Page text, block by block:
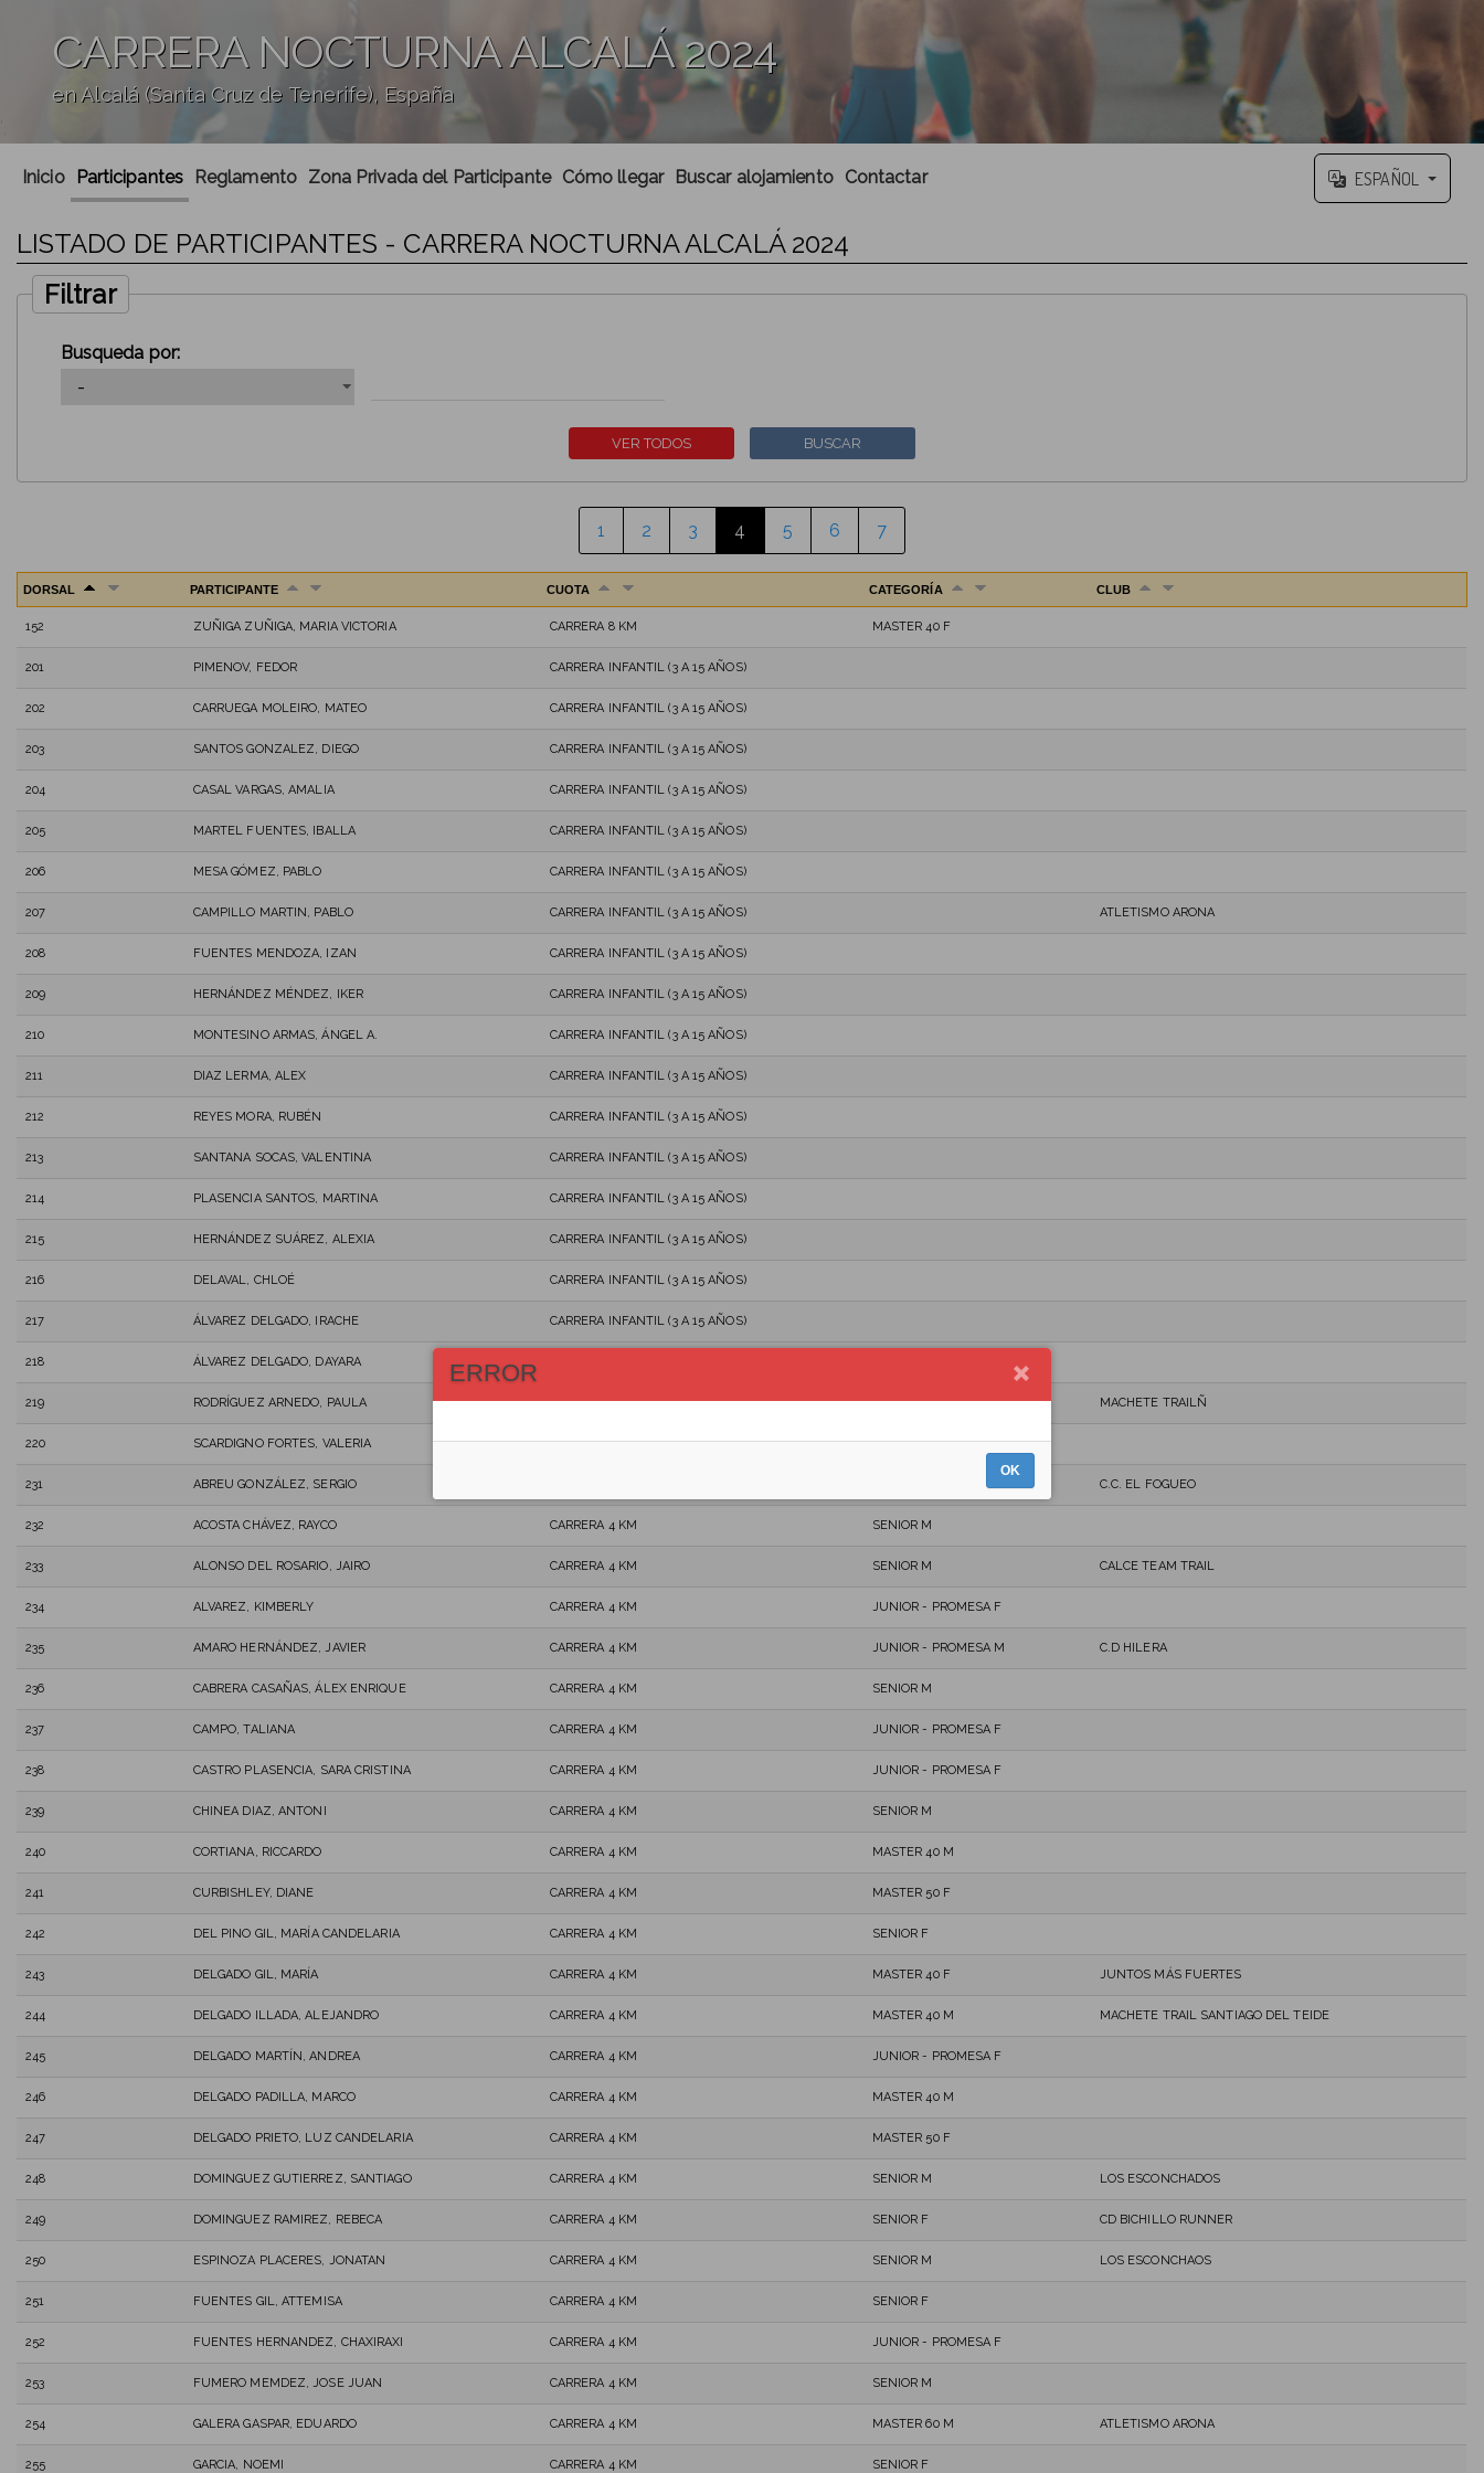
CARRERA NOCTURNA ALCALÁ 2024
en Alcalá (Santa Cruz de Tenerife), España
Inicio Participantes Reglamento Zona Privada del Participante Cómo llegar Buscar alojamiento Contactar ESPAÑOL
LISTADO DE PARTICIPANTES - CARRERA NOCTURNA ALCALÁ 2024
Filtrar
Busqueda por:
1 2 3 4 5 6 7
DORSAL PARTICIPANTE CUOTA CATEGORÍA CLUB
152 ZUÑIGA ZUÑIGA, MARIA VICTORIA CARRERA 8 KM MASTER 40 F
201 PIMENOV, FEDOR CARRERA INFANTIL (3 A 15 AÑOS)
202 CARRUEGA MOLEIRO, MATEO CARRERA INFANTIL (3 A 15 AÑOS)
203 SANTOS GONZALEZ, DIEGO CARRERA INFANTIL (3 A 15 AÑOS)
204 CASAL VARGAS, AMALIA CARRERA INFANTIL (3 A 15 AÑOS)
205 MARTEL FUENTES, IBALLA CARRERA INFANTIL (3 A 15 AÑOS)
206 MESA GÓMEZ, PABLO CARRERA INFANTIL (3 A 15 AÑOS)
207 CAMPILLO MARTIN, PABLO CARRERA INFANTIL (3 A 15 AÑOS) ATLETISMO ARONA
208 FUENTES MENDOZA, IZAN CARRERA INFANTIL (3 A 15 AÑOS)
209 HERNÁNDEZ MÉNDEZ, IKER CARRERA INFANTIL (3 A 15 AÑOS)
210 MONTESINO ARMAS, ÁNGEL A. CARRERA INFANTIL (3 A 15 AÑOS)
211 DIAZ LERMA, ALEX CARRERA INFANTIL (3 A 15 AÑOS)
212 REYES MORA, RUBÉN CARRERA INFANTIL (3 A 15 AÑOS)
213 SANTANA SOCAS, VALENTINA CARRERA INFANTIL (3 A 15 AÑOS)
214 PLASENCIA SANTOS, MARTINA CARRERA INFANTIL (3 A 15 AÑOS)
215 HERNÁNDEZ SUÁREZ, ALEXIA CARRERA INFANTIL (3 A 15 AÑOS)
216 DELAVAL, CHLOÉ CARRERA INFANTIL (3 A 15 AÑOS)
217 ÁLVAREZ DELGADO, IRACHE CARRERA INFANTIL (3 A 15 AÑOS)
218 ÁLVAREZ DELGADO, DAYARA
219 RODRÍGUEZ ARNEDO, PAULA CARRERA INFANTIL (3 A 15 AÑOS) MACHETE TRAILÑ
220 SCARDIGNO FORTES, VALERIA CARRERA INFANTIL (3 A 15 AÑOS)
231 ABREU GONZÁLEZ, SERGIO C.C. EL FOGUEO
232 ACOSTA CHÁVEZ, RAYCO CARRERA 4 KM SENIOR M
233 ALONSO DEL ROSARIO, JAIRO CARRERA 4 KM SENIOR M CALCE TEAM TRAIL
234 ALVAREZ, KIMBERLY CARRERA 4 KM JUNIOR - PROMESA F
235 AMARO HERNÁNDEZ, JAVIER CARRERA 4 KM JUNIOR - PROMESA M C.D HILERA
236 CABRERA CASAÑAS, ÁLEX ENRIQUE CARRERA 4 KM SENIOR M
237 CAMPO, TALIANA CARRERA 4 KM JUNIOR - PROMESA F
238 CASTRO PLASENCIA, SARA CRISTINA CARRERA 4 KM JUNIOR - PROMESA F
239 CHINEA DIAZ, ANTONI CARRERA 4 KM SENIOR M
240 CORTIANA, RICCARDO CARRERA 4 KM MASTER 40 M
241 CURBISHLEY, DIANE CARRERA 4 KM MASTER 50 F
242 DEL PINO GIL, MARÍA CANDELARIA CARRERA 4 KM SENIOR F
243 DELGADO GIL, MARÍA CARRERA 4 KM MASTER 40 F JUNTOS MÁS FUERTES
244 DELGADO ILLADA, ALEJANDRO CARRERA 4 KM MASTER 40 M MACHETE TRAIL SANTIAGO DEL TEIDE
245 DELGADO MARTÍN, ANDREA CARRERA 4 KM JUNIOR - PROMESA F
246 DELGADO PADILLA, MARCO CARRERA 4 KM MASTER 40 M
247 DELGADO PRIETO, LUZ CANDELARIA CARRERA 4 KM MASTER 50 F
248 DOMINGUEZ GUTIERREZ, SANTIAGO CARRERA 4 KM SENIOR M LOS ESCONCHADOS
249 DOMINGUEZ RAMIREZ, REBECA CARRERA 4 KM SENIOR F CD BICHILLO RUNNER
250 ESPINOZA PLACERES, JONATAN CARRERA 4 KM SENIOR M LOS ESCONCHAOS
251 FUENTES GIL, ATTEMISA CARRERA 4 KM SENIOR F
252 FUENTES HERNANDEZ, CHAXIRAXI CARRERA 4 KM JUNIOR - PROMESA F
253 FUMERO MEMDEZ, JOSE JUAN CARRERA 4 KM SENIOR M
254 GALERA GASPAR, EDUARDO CARRERA 4 KM MASTER 60 M ATLETISMO ARONA
255 GARCIA, NOEMI CARRERA 4 KM SENIOR F
ERROR
OK